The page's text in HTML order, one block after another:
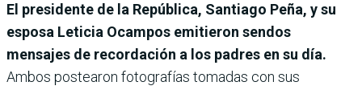
El presidente de la República, Santiago Peña, y su
esposa Leticia Ocampos emitieron sendos
mensajes de recordación a los padres en su día.
Ambos postearon fotografías tomadas con sus